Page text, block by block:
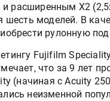
и расширенным X2
шесть моделей. В
рулонную
Fujifilm
что за 9 лет
(начиная с Acuity
неизменной